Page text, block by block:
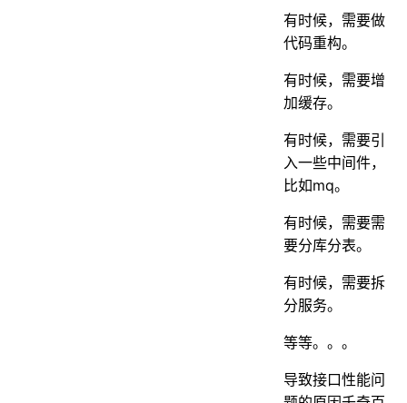
5.2 mq
7. 锁粒度
7.2 redis分布式锁
7.3 数据库分布式锁
8.1 同步调用
9.加缓存
9.2 二级缓存
10. 分库分表
有时候，需要做
代码重构。
有时候，需要增
加缓存。
有时候，需要引
入一些中间件，
比如mq。
有时候，需要需
要分库分表。
有时候，需要拆
分服务。
等等。。。
导致接口性能问